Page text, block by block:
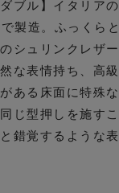
ダブル】イタリア
製造。ふっくら
シュリンクレザ
な表情持ち、高
ある床面に特殊
じ型押しを施す
錯覚するような